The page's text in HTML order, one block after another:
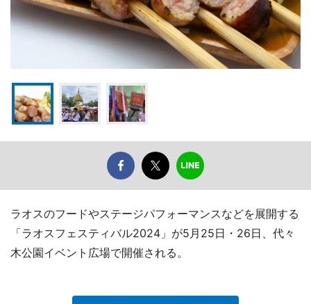
ラオスのフードやステージパフォーマンスなどを展開する
「ラオスフェスティバル2024」が5月25日・26日、代々
木公園イベント広場で開催される。